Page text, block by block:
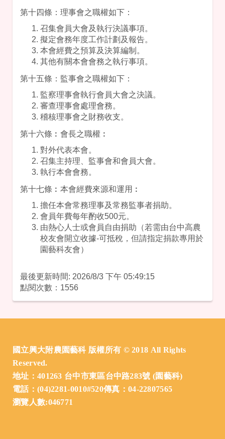
第十四條：理事會之職權如下：
召集會員大會及執行決議事項。
擬定會務年度工作計劃及報告。
本會經費之預算及決算編制。
其他有關本會會務之執行事項。
第十五條：監事會之職權如下：
監察理事會執行會員大會之決議。
審查理事會處理會務。
稽核理事會之財務收支。
第十六條︰會長之職權︰
對外代表本會。
召集主持理、監事會和會員大會。
執行本會會務。
第十七條︰本會經費來源和運用︰
擔任本會常務理事及常務監事者捐助。
會員年費每年酌收500元。
由熱心人士或會員自由捐助（若需由台中高農
校友會開立收據-可抵稅，但請指定捐款專用於
園藝科友會）
最後更新時間: 2026/8/3 下午 05:49:15
點閱次數：1556
國立興大附農園藝科 版權所有 © 2018 All Rights
Reserved.
地址：401263 台中市東區台中路283號 (園藝科)
電話：(04)2281-0010#520傳真：04-22807565
瀏覽人數:046771